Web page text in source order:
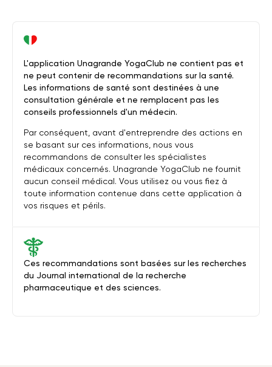
Ces recommandations sont basées sur les recherches
du Journal international de la recherche
pharmaceutique et des sciences.
L'application Unagrande YogaClub ne contient pas et
ne peut contenir de recommandations sur la santé.
Les informations de santé sont destinées à une
consultation générale et ne remplacent pas les
conseils professionnels d'un médecin.
Par conséquent, avant d'entreprendre des actions en
se basant sur ces informations, nous vous
recommandons de consulter les spécialistes
médicaux concernés. Unagrande YogaClub ne fournit
aucun conseil médical. Vous utilisez ou vous fiez à
toute information contenue dans cette application à
vos risques et périls.